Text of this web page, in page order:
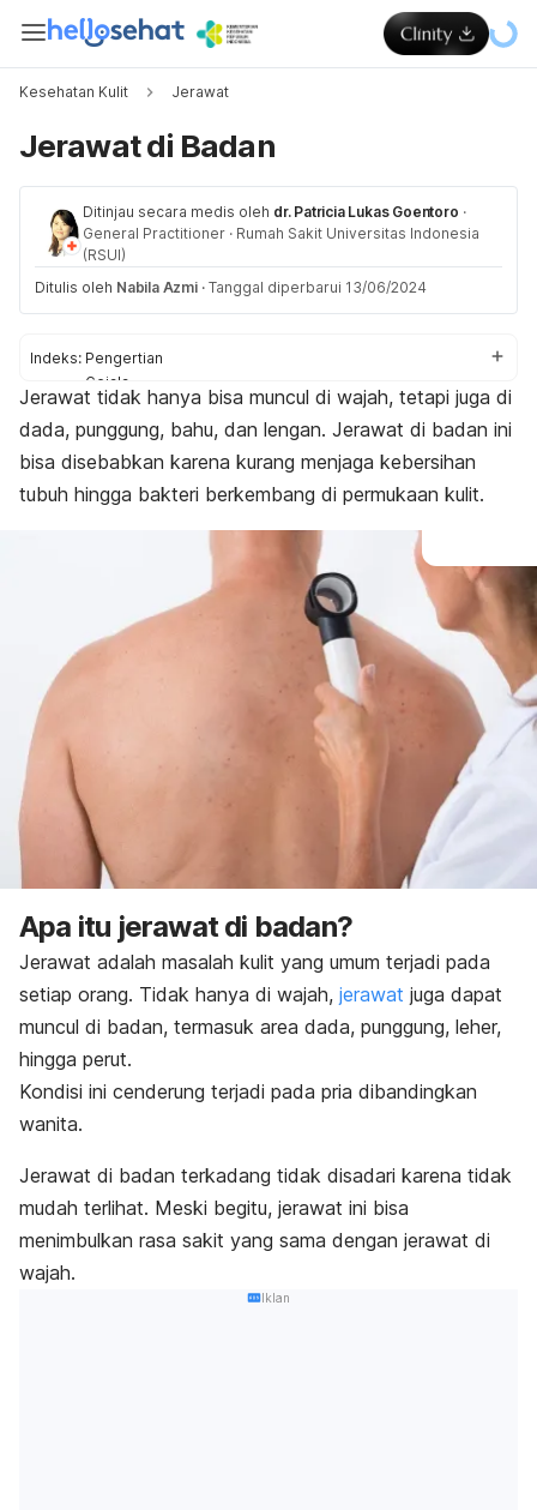
Kesehatan Kulit Jerawat
Jerawat di Badan
Ditinjau secara medis oleh dr. Patricia Lukas Goentoro ·
General Practitioner · Rumah Sakit Universitas Indonesia
(RSUI)
Ditulis oleh Nabila Azmi · Tanggal diperbarui 13/06/2024
Indeks: Pengertian
Gejala
Penyebab
Pengobatan
Perawatan rumahan
Jerawat tidak hanya bisa muncul di wajah, tetapi juga di
dada, punggung, bahu, dan lengan. Jerawat di badan ini
bisa disebabkan karena kurang menjaga kebersihan
tubuh hingga bakteri berkembang di permukaan kulit.
Apa itu jerawat di badan?
Jerawat adalah masalah kulit yang umum terjadi pada
setiap orang. Tidak hanya di wajah, jerawat juga dapat
muncul di badan, termasuk area dada, punggung, leher,
hingga perut.
Kondisi ini cenderung terjadi pada pria dibandingkan
wanita.
Jerawat di badan terkadang tidak disadari karena tidak
mudah terlihat. Meski begitu, jerawat ini bisa
menimbulkan rasa sakit yang sama dengan jerawat di
wajah.
Iklan